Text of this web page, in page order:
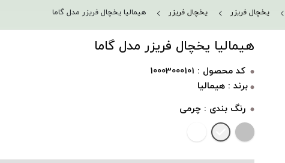
یخچال فریزر یخچال فریزر هیمالیا یخچال فریزر مدل گاما
هیمالیا یخچال فریزر مدل گاما
کد محصول : 10003000101
برند : هیمالیا
رنگ بندی : چرمی